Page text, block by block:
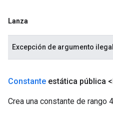
Lanza
Excepción de argumento ilegal
Constante estática pública
Crea una constante de rango